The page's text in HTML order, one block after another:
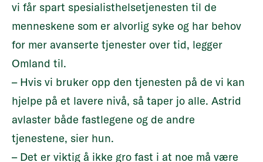
vi får spart spesialisthelsetjenesten til de
menneskene som er alvorlig syke og har behov
for mer avanserte tjenester over tid, legger
Omland til.
– Hvis vi bruker opp den tjenesten på de vi kan
hjelpe på et lavere nivå, så taper jo alle. Astrid
avlaster både fastlegene og de andre
tjenestene, sier hun.
– Det er viktig å ikke gro fast i at noe må være